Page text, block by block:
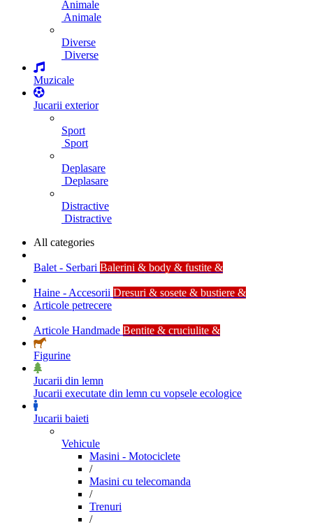
Animale
Animale
Diverse
Diverse
Muzicale
Jucarii exterior
Sport
Sport
Deplasare
Deplasare
Distractive
Distractive
All categories
Balet - Serbari Balerini & body & fustite &
Haine - Accesorii Dresuri & sosete & bustiere &
Articole petrecere
Articole Handmade Bentite & cruciulite &
Figurine
Jucarii din lemn
Jucarii executate din lemn cu vopsele ecologice
Jucarii baieti
Vehicule
Masini - Motociclete
/
Masini cu telecomanda
/
Trenuri
/